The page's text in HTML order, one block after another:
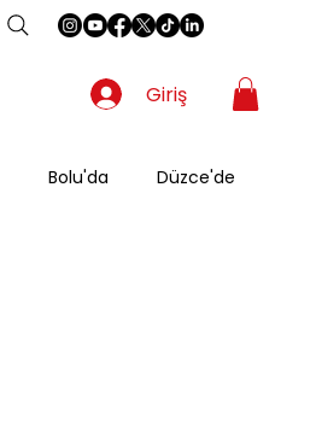
Giriş
Bolu'da Düzce'de